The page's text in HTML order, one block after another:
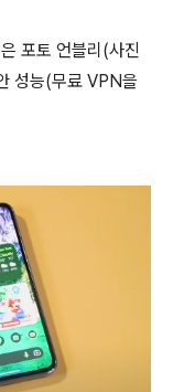
포토 언블리(사진
성능(무료 VPN을